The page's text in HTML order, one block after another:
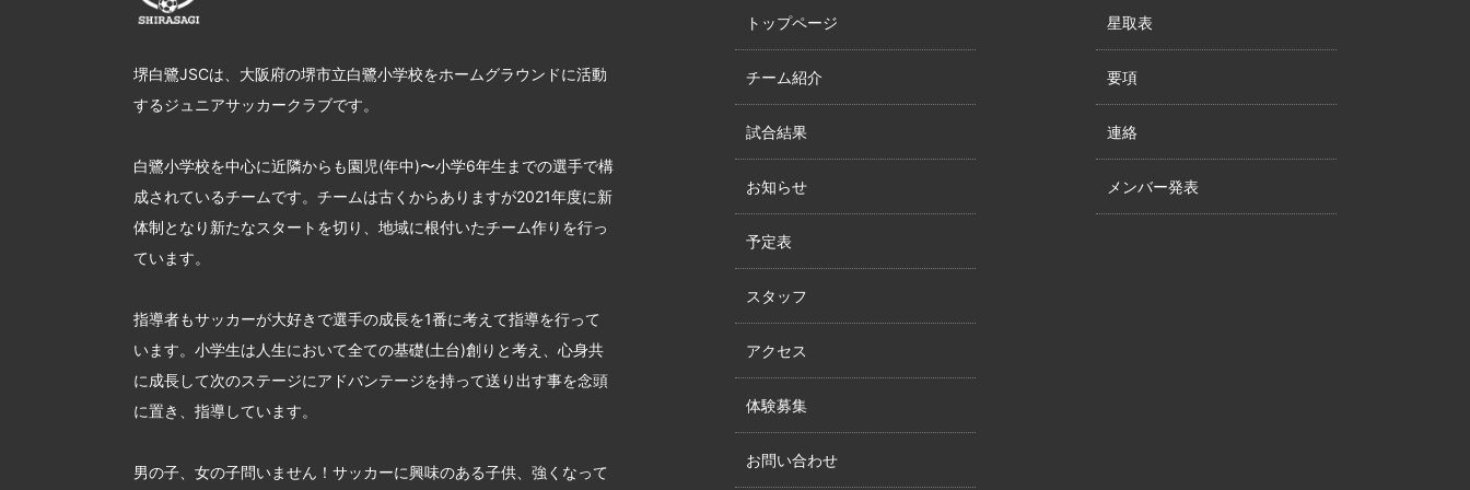
堺白鷺JSCは、大阪府の堺市立白鷺小学校をホームグラウンドに活動
するジュニアサッカークラブです。
白鷺小学校を中心に近隣からも園児(年中)〜小学6年生までの選手で構
成されているチームです。チームは古くからありますが2021年度に新
体制となり新たなスタートを切り、地域に根付いたチーム作りを行っ
ています。
指導者もサッカーが大好きで選手の成長を1番に考えて指導を行って
います。小学生は人生において全ての基礎(土台)創りと考え、心身共
に成長して次のステージにアドバンテージを持って送り出す事を念頭
に置き、指導しています。
男の子、女の子問いません！サッカーに興味のある子供、強くなって
トップページ
チーム紹介
試合結果
お知らせ
予定表
スタッフ
アクセス
体験募集
お問い合わせ
星取表
要項
連絡
メンバー発表